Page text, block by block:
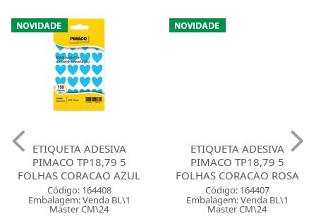
ETIQUETA ADESIVA
PIMACO TP18,79 5
FOLHAS CORACAO AZUL
Código: 164408
Embalagem: Venda BL\1
Master CM\24
ETIQUETA ADESIVA
PIMACO TP18,79 5
FOLHAS CORACAO ROSA
Código: 164407
Embalagem: Venda BL\1
Master CM\24